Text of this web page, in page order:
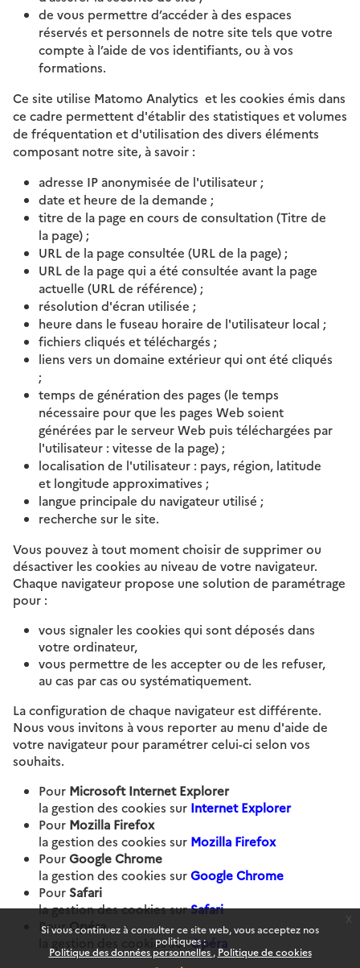
Si vous continuez à consulter ce site web, vous acceptez nos
politiques :
Politique des données personnelles Politique de cookies
de vous permettre d’accéder à des espaces
réservés et personnels de notre site tels que votre
compte à l’aide de vos identifiants, ou à vos
formations.
Ce site utilise Matomo Analytics et les cookies émis dans
ce cadre permettent d'établir des statistiques et volumes
de fréquentation et d'utilisation des divers éléments
composant notre site, à savoir :
adresse IP anonymisée de l'utilisateur ;
date et heure de la demande ;
titre de la page en cours de consultation (Titre de
la page) ;
URL de la page consultée (URL de la page) ;
URL de la page qui a été consultée avant la page
actuelle (URL de référence) ;
résolution d'écran utilisée ;
heure dans le fuseau horaire de l'utilisateur local ;
fichiers cliqués et téléchargés ;
liens vers un domaine extérieur qui ont été cliqués
;
temps de génération des pages (le temps
nécessaire pour que les pages Web soient
générées par le serveur Web puis téléchargées par
l'utilisateur : vitesse de la page) ;
localisation de l'utilisateur : pays, région, latitude
et longitude approximatives ;
langue principale du navigateur utilisé ;
recherche sur le site.
Vous pouvez à tout moment choisir de supprimer ou
désactiver les cookies au niveau de votre navigateur.
Chaque navigateur propose une solution de paramétrage
pour :
vous signaler les cookies qui sont déposés dans
votre ordinateur,
vous permettre de les accepter ou de les refuser,
au cas par cas ou systématiquement.
La configuration de chaque navigateur est différente.
Nous vous invitons à vous reporter au menu d'aide de
votre navigateur pour paramétrer celui-ci selon vos
souhaits.
Pour Microsoft Internet Explorer
la gestion des cookies sur Internet Explorer
Pour Mozilla Firefox
la gestion des cookies sur Mozilla Firefox
PourGoogle Chrome
la gestion des cookies surGoogle Chrome
Pour Safari
la gestion des cookies surSafari
PourOpéra
la gestion des cookies surOpéra